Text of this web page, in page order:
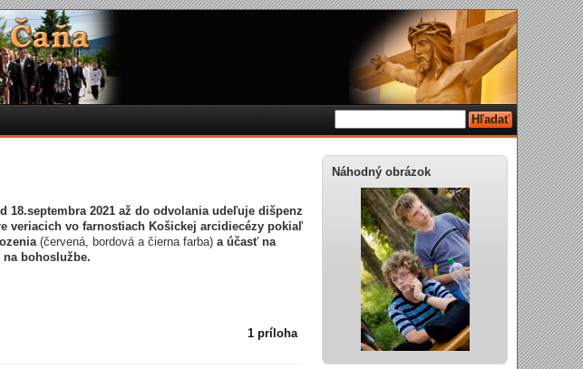
18.septembra 2021 až do odvolania udeľuje dišpenz
veriacich vo farnostiach Košickej arcidiecézy pokiaľ
(červená, bordová a čierna farba) a účasť na
bohoslužbe.
1 príloha
Náhodný obrázok